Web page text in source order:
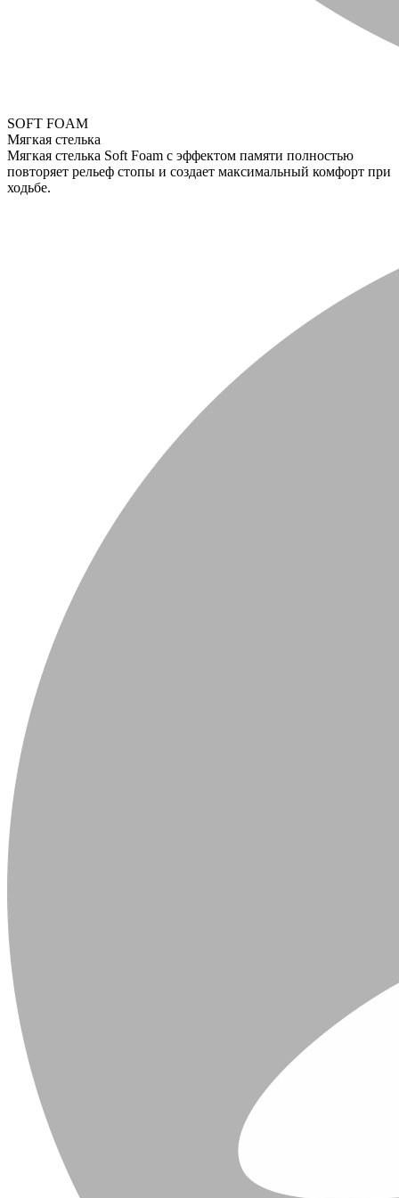
SOFT FOAM
Мягкая стелька
Мягкая стелька Soft Foam с эффектом памяти полностью
повторяет рельеф стопы и создает максимальный комфорт при
ходьбе.